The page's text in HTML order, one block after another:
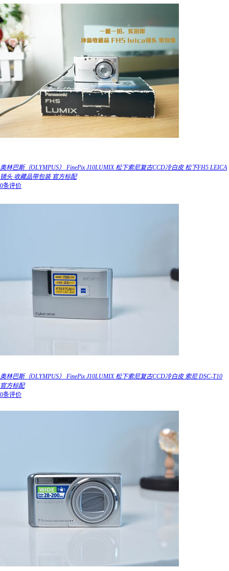
奥林巴斯（OLYMPUS） FinePix J10LUMIX 松下索尼复古CCD冷白皮 松下FH5 LEICA
镜头 收藏品带包装 官方标配
0条评价
奥林巴斯（OLYMPUS） FinePix J10LUMIX 松下索尼复古CCD冷白皮 索尼 DSC-T10
官方标配
0条评价